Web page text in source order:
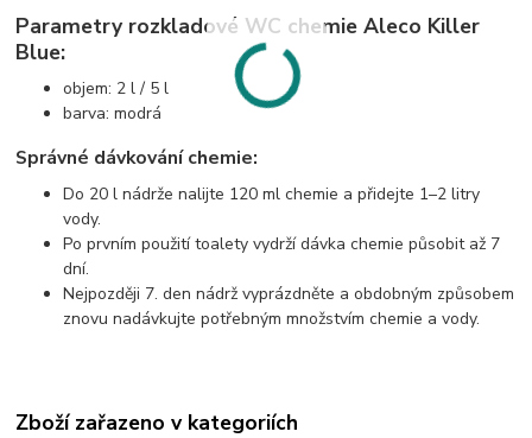
Parametry rozkladové WC chemie Aleco Killer
Blue:
objem: 2 l / 5 l
barva: modrá
Správné dávkování chemie:
Do 20 l nádrže nalijte 120 ml chemie a přidejte 1–2 litry
vody.
Po prvním použití toalety vydrží dávka chemie působit až 7
dní.
Nejpozději 7. den nádrž vyprázdněte a obdobným způsobem
znovu nadávkujte potřebným množstvím chemie a vody.
Zboží zařazeno v kategoriích